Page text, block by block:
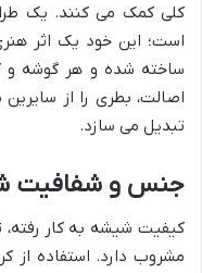
کلی کمک می کنند. یک
است؛ این خود یک اثر
ساخته شده و هر گوشه و
اصالت، بطری را از
تبدیل می سازد.
جنس و شفافیت
کیفیت شیشه به کار
مشروب دارد. استفاده